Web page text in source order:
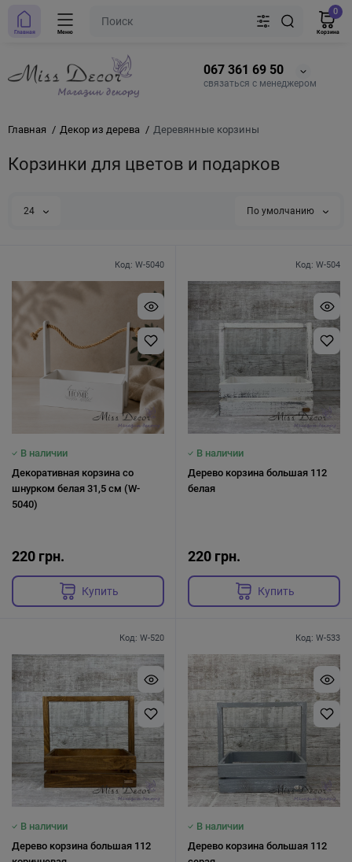
067 361 69 50
связаться с менеджером
Главная Меню
0
Корзина
Главная Декор из дерева Деревянные корзины
Корзинки для цветов и подарков
24 По умолчанию
Код: W-5040
В наличии
Декоративная корзина со
шнурком белая 31,5 см (W-
5040)
220 грн.
Купить
Код: W-504
В наличии
Дерево корзина большая 112
белая
220 грн.
Купить
Код: W-520
В наличии
Дерево корзина большая 112
Код: W-533
В наличии
Дерево корзина большая 112